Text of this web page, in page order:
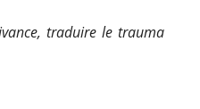
traduire le trauma